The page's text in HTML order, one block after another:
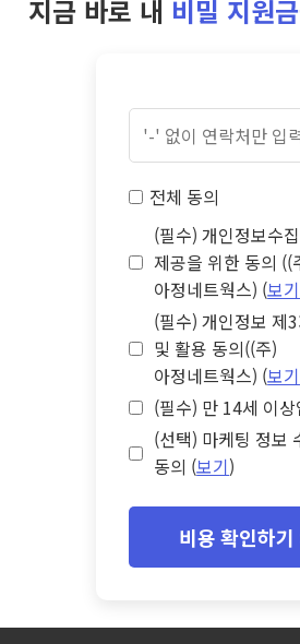
지금 바로 내 비밀 지원금
전체 동의
(필수) 개인정보수
제공을 위한 동의 ((
아정네트웍스) (보기
(필수) 개인정보 제
및 활용 동의((주)
아정네트웍스) (보기
(필수) 만 14세 이
(선택) 마케팅 정보
동의 (보기)
비용 확인하기